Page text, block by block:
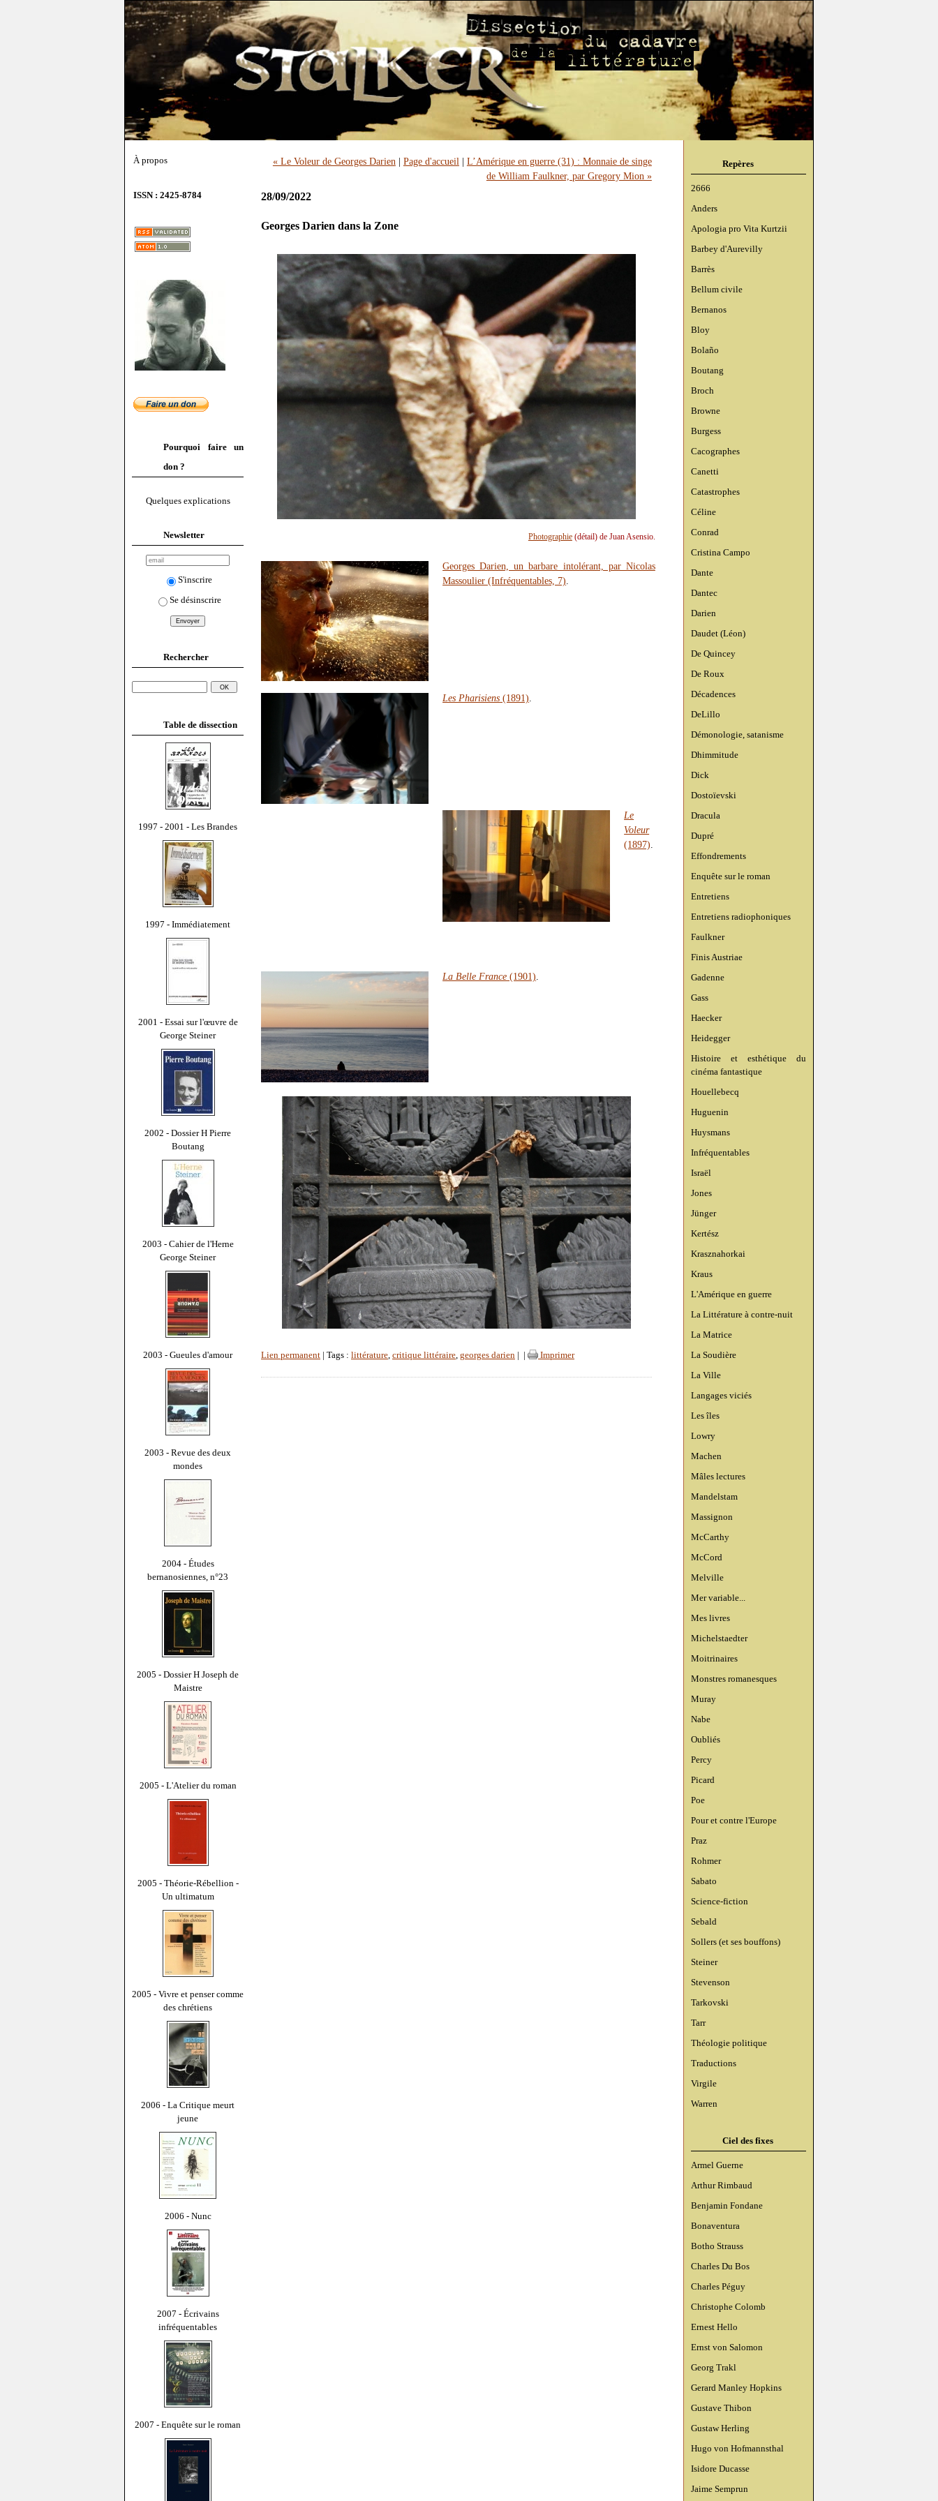
À propos
ISSN : 2425-8784
Pourquoi faire un
don ?
Quelques explications
Newsletter
S'inscrire
Se désinscrire
Rechercher
Table de dissection
1997 - 2001 - Les Brandes
1997 - Immédiatement
2001 - Essai sur l'œuvre de
George Steiner
2002 - Dossier H Pierre
Boutang
2003 - Cahier de l'Herne
George Steiner
2003 - Gueules d'amour
2003 - Revue des deux
mondes
2004 - Études
bernanosiennes, n°23
2005 - Dossier H Joseph de
Maistre
2005 - L'Atelier du roman
2005 - Théorie-Rébellion -
Un ultimatum
2005 - Vivre et penser comme
des chrétiens
2006 - La Critique meurt
jeune
2006 - Nunc
2007 - Écrivains
infréquentables
2007 - Enquête sur le roman
Repères
2666
Anders
Apologia pro Vita Kurtzii
Barbey d'Aurevilly
Barrès
Bellum civile
Bernanos
Bloy
Bolaño
Boutang
Broch
Browne
Burgess
Cacographes
Canetti
Catastrophes
Céline
Conrad
Cristina Campo
Dante
Dantec
Darien
Daudet (Léon)
De Quincey
De Roux
Décadences
DeLillo
Démonologie, satanisme
Dhimmitude
Dick
Dostoïevski
Dracula
Dupré
Effondrements
Enquête sur le roman
Entretiens
Entretiens radiophoniques
Faulkner
Finis Austriae
Gadenne
Gass
Haecker
Heidegger
Histoire et esthétique du
cinéma fantastique
Houellebecq
Huguenin
Huysmans
Infréquentables
Israël
Jones
Jünger
Kertész
Krasznahorkai
Kraus
L'Amérique en guerre
La Littérature à contre-nuit
La Matrice
La Soudière
La Ville
Langages viciés
Les îles
Lowry
Machen
Mâles lectures
Mandelstam
Massignon
McCarthy
McCord
Melville
Mer variable...
Mes livres
Michelstaedter
Moitrinaires
Monstres romanesques
Muray
Nabe
Oubliés
Percy
Picard
Poe
Pour et contre l'Europe
Praz
Rohmer
Sabato
Science-fiction
Sebald
Sollers (et ses bouffons)
Steiner
Stevenson
Tarkovski
Tarr
Théologie politique
Traductions
Virgile
Warren
Ciel des fixes
Armel Guerne
Arthur Rimbaud
Benjamin Fondane
Bonaventura
Botho Strauss
Charles Du Bos
Charles Péguy
Christophe Colomb
Ernest Hello
Ernst von Salomon
Georg Trakl
Gerard Manley Hopkins
Gustave Thibon
Gustaw Herling
Hugo von Hofmannsthal
Isidore Ducasse
Jaime Semprun
« Le Voleur de Georges Darien | Page d'accueil | L’Amérique en guerre (31) : Monnaie de singe
de William Faulkner, par Gregory Mion »
28/09/2022
Georges Darien dans la Zone
Photographie(détail) de Juan Asensio.
Georges Darien, un barbare intolérant, par Nicolas
Massoulier (Infréquentables, 7)
Les Pharisiens (1891)
Le
Voleur
(1897)
La Belle France (1901)
Lien permanent | Tags : littérature, critique littéraire, georges darien Imprimer